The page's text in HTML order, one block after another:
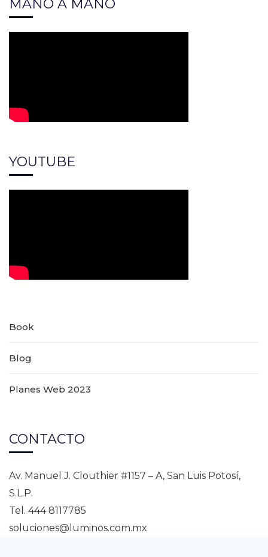
MANO A MANO
YOUTUBE
Book
Blog
Planes Web 2023
CONTACTO
Av. Manuel J. Clouthier #1157 – A, San Luis Potosí,
S.L.P.
Tel. 444 8117785
soluciones@luminos.com.mx